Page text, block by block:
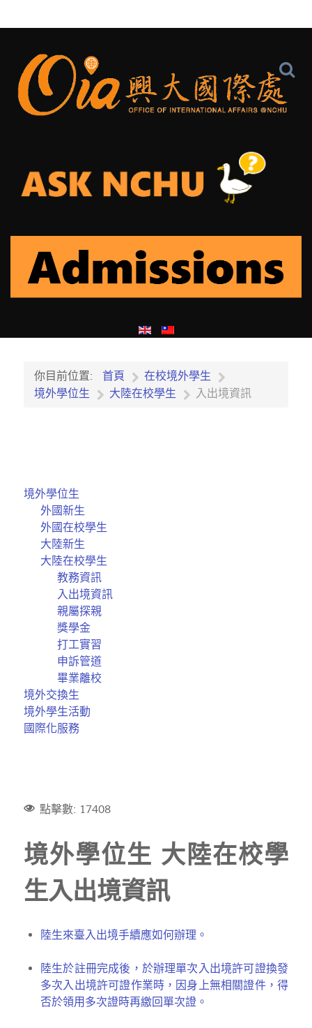
你目前位置: 首頁
在校境外學生
境外學位生
大陸在校學生 入出境資訊
境外學位生
外國新生
外國在校學生
大陸新生
大陸在校學生
教務資訊
入出境資訊
親屬探親
獎學金
打工實習
申訴管道
畢業離校
境外交換生
境外學生活動
國際化服務
點擊數: 17408
境外學位生 大陸在校學
生入出境資訊
陸生來臺入出境手續應如何辦理。
陸生於註冊完成後，於辦理單次入出境許可證換發
多次入出境許可證作業時，因身上無相關證件，得
否於領用多次證時再繳回單次證。